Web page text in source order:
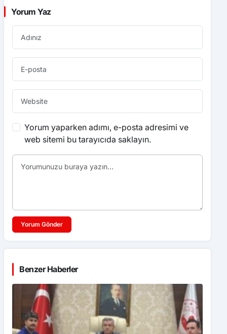
Yorum Yaz
Yorum yaparken adımı, e-posta adresimi ve
web sitemi bu tarayıcıda saklayın.
Yorum Gönder
Benzer Haberler